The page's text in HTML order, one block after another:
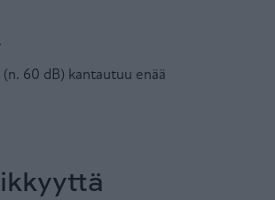
60 dB) kantautuu enää